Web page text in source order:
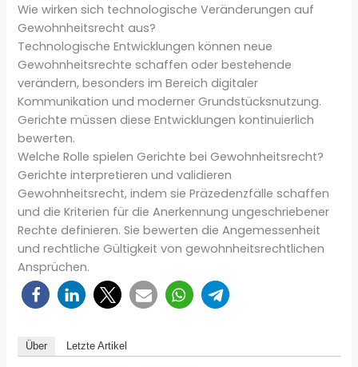
Wie wirken sich technologische Veränderungen auf
Gewohnheitsrecht aus?
Technologische Entwicklungen können neue
Gewohnheitsrechte schaffen oder bestehende
verändern, besonders im Bereich digitaler
Kommunikation und moderner Grundstücksnutzung.
Gerichte müssen diese Entwicklungen kontinuierlich
bewerten.
Welche Rolle spielen Gerichte bei Gewohnheitsrecht?
Gerichte interpretieren und validieren
Gewohnheitsrecht, indem sie Präzedenzfälle schaffen
und die Kriterien für die Anerkennung ungeschriebener
Rechte definieren. Sie bewerten die Angemessenheit
und rechtliche Gültigkeit von gewohnheitsrechtlichen
Ansprüchen.
Über Letzte Artikel